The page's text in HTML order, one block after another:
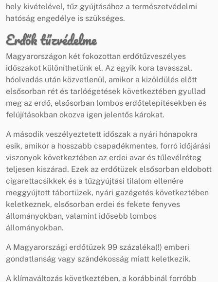
hely kivételével, tűz gyújtásához a természetvédelmi
hatóság engedélye is szükséges.
Erdők tűzvédelme
Magyarországon két fokozottan erdőtűzveszélyes
időszakot különíthetünk el. Az egyik kora tavasszal,
hóolvadás után közvetlenül, amikor a kizöldülés előtt
elsősorban rét és tarlóégetések következtében gyullad
meg az erdő, elsősorban lombos erdőtelepítésekben és
felújításokban okozva igen jelentős károkat.
A második veszélyeztetett időszak a nyári hónapokra
esik, amikor a hosszabb csapadékmentes, forró időjárási
viszonyok következtében az erdei avar és tűlevélréteg
teljesen kiszárad. Ezek az erdőtüzek elsősorban eldobott
cigarettacsikkek és a tűzgyújtási tilalom ellenére
meggyújtott tábortüzek, nyári gazégetés következtében
keletkeznek, elsősorban erdei és fekete fenyves
állományokban, valamint idősebb lombos
állományokban.
A Magyarországi erdőtüzek 99 százaléka(!) emberi
gondatlanság vagy szándékosság miatt keletkezik.
A klímaváltozás következtében, a korábbinál forróbb